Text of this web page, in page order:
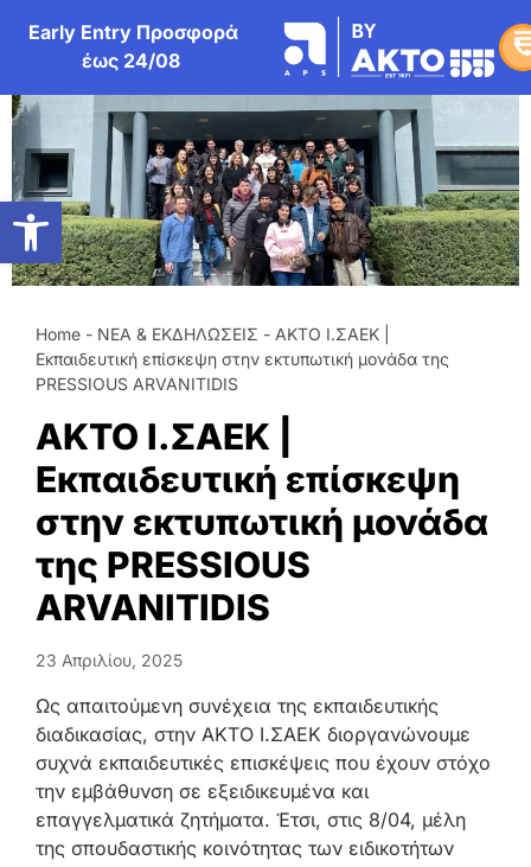
Ανοίξτε τη γραμμή εργαλείων
περιεχόμενο
Early Entry Προσφορά
έως 24/08
Home - ΝΕΑ & ΕΚΔΗΛΩΣΕΙΣ - AKTO Ι.ΣΑΕΚ |
Εκπαιδευτική επίσκεψη στην εκτυπωτική μονάδα της
PRESSIOUS ARVANITIDIS
AKTO Ι.ΣΑΕΚ |
Εκπαιδευτική επίσκεψη
στην εκτυπωτική μονάδα
της PRESSIOUS
ARVANITIDIS
23 Απριλίου, 2025
Ως απαιτούμενη συνέχεια της εκπαιδευτικής
διαδικασίας, στην ΑΚΤΟ Ι.ΣΑΕΚ διοργανώνουμε
συχνά εκπαιδευτικές επισκέψεις που έχουν στόχο
την εμβάθυνση σε εξειδικευμένα και
επαγγελματικά ζητήματα. Έτσι, στις 8/04, μέλη
της σπουδαστικής κοινότητας των ειδικοτήτων